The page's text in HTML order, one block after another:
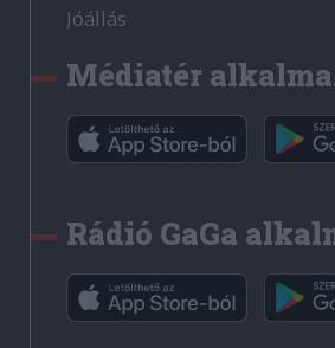
Jóállás
Médiatér
Rádió GaGa